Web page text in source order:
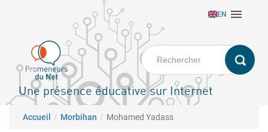
principal
EN 
Une présence éducative sur Internet
Fil d'Ariane
Accueil Morbihan Mohamed Yadass